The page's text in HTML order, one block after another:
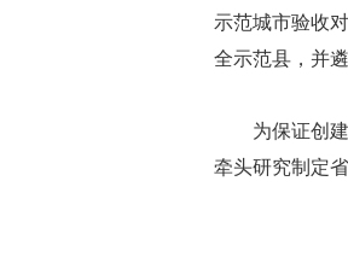
示范城市验收
全示范县，并
为保证创
牵头研究制定